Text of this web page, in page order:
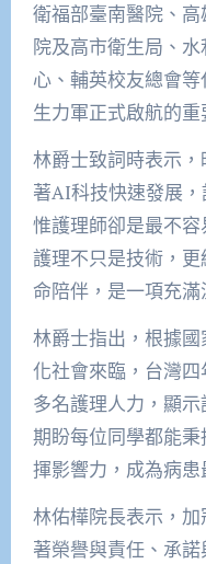
衛福部臺南醫院、
院及高市衛生局、
心、輔英校友總會
生力軍正式啟航的重
林爵士致詞時表示
著AI科技快速發展，
惟護理師卻是最不
護理不只是技術，
命陪伴，是一項充滿
林爵士指出，根據
化社會來臨，台灣
多名護理人力，顯
期盼每位同學都能
揮影響力，成為病患
林佑樺院長表示，
著榮譽與責任、承